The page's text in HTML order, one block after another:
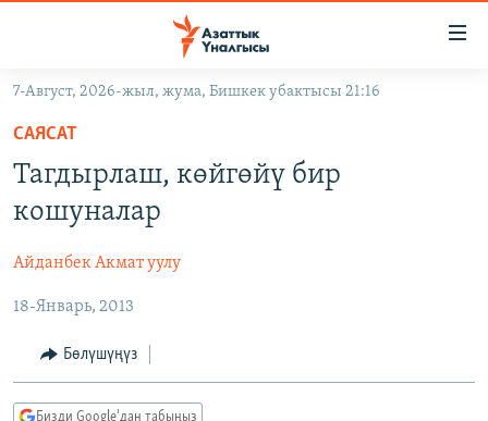
Навигацияга
өтүңүз
Издөөгө
салыңызКЫРГЫЗСТАН
ЭКОНОМИКА
МАДАНИЯТ
ДҮЙНӨ
БОРБОР АЗИЯ
УКРАИНА
АТАЙЫН ИЛИКТӨӨ
ТВ ПРОГРАММАЛАР
БҮГҮН АЗАТТЫКТА
ПОДКАСТ
ӨЗГӨЧӨ ПИКИР
7-Август, 2026-жыл, жума, Бишкек убактысы 21:16
САЯСАТ
Тагдырлаш, көйгөйү бир
кошуналар
Айданбек Акмат уулу
18-Январь, 2013
Бөлүшүңүз
Бизди Google'дан табыңыз